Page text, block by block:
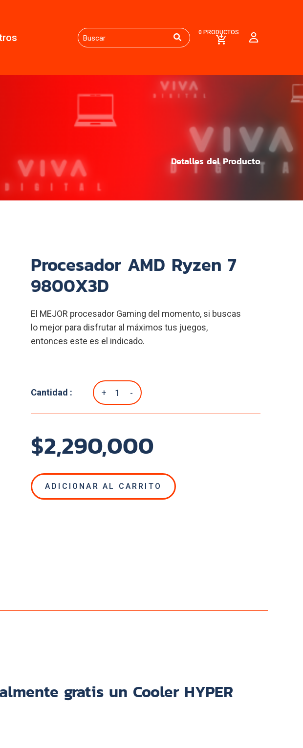
0 PRODUCTOS
Detalles del Producto
Procesador AMD Ryzen 7
9800X3D
El MEJOR procesador Gaming del momento, si buscas
lo mejor para disfrutar al máximos tus juegos,
entonces este es el indicado.
Cantidad : -
+
$2,290,000
ADICIONAR AL CARRITO
gratis un Cooler HYPER